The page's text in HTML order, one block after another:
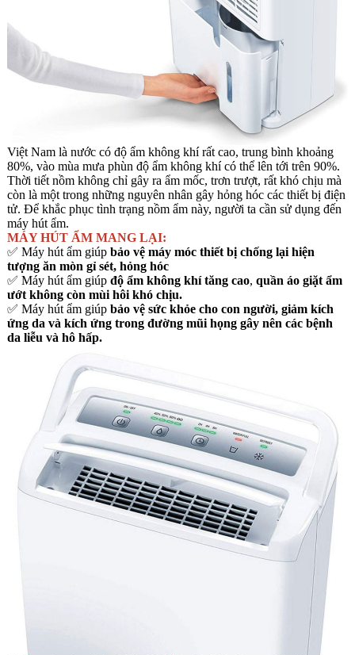
Việt Nam là nước có độ ẩm không khí rất cao, trung bình khoảng
80%, vào mùa mưa phùn độ ẩm không khí có thể lên tới trên 90%.
Thời tiết nồm không chỉ gây ra ẩm mốc, trơn trượt, rất khó chịu mà
còn là một trong những nguyên nhân gây hỏng hóc các thiết bị điện
tử. Để khắc phục tình trạng nồm ẩm này, người ta cần sử dụng đến
máy hút ẩm.
MÁY HÚT ẨM MANG LẠI:
✅ Máy hút ẩm giúpbảo vệ máy móc thiết bị chống lại hiện
tượng ăn mòn gỉ sét, hỏng hóc
✅ Máy hút ẩm giúp độ ẩm không khí tăng cao, quần áo giặt ẩm
ướt không còn mùi hôi khó chịu.
✅ Máy hút ẩm giúp bảo vệ sức khỏe cho con người, giảm kích
ứng da và kích ứng trong đường mũi họng gây nên các bệnh
da liễu và hô hấp.